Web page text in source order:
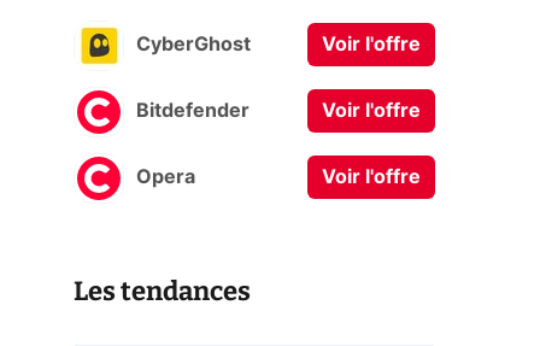
CyberGhost Voir l'offre
Bitdefender Voir l'offre
Opera Voir l'offre
Les tendances